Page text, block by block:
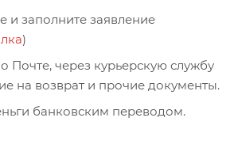
и заполните заявление
)
Почте, через курьерскую службу
на возврат и прочие документы.
банковским переводом.